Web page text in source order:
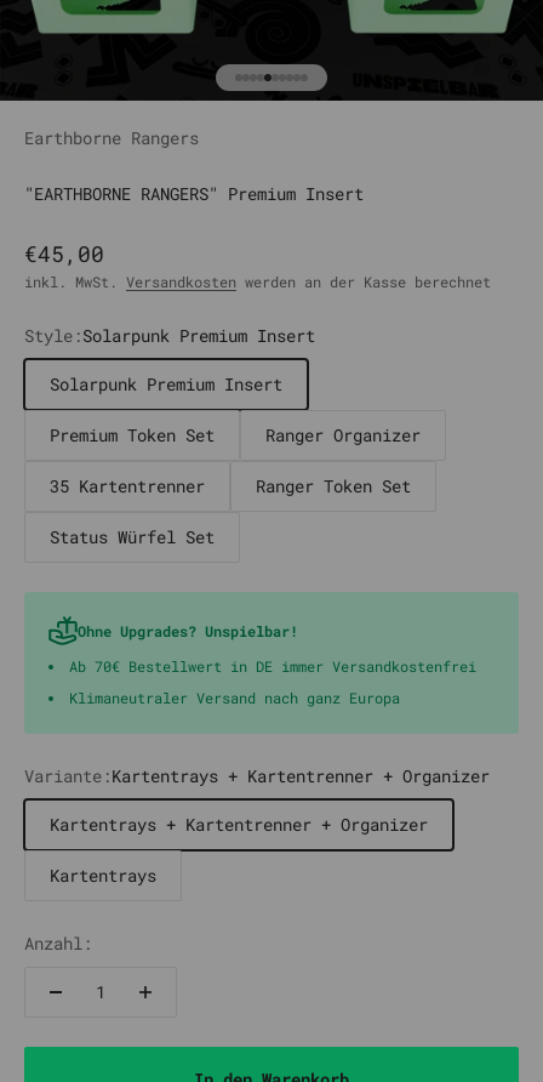
Gehe zu Element 1
Gehe zu Element 2
Gehe zu Element 3
Gehe zu Element 4
Gehe zu Element 5
Gehe zu Element 6
Gehe zu Element 7
Gehe zu Element 8
Gehe zu Element 9
Gehe zu Element 10
Earthborne Rangers
"EARTHBORNE RANGERS" Premium Insert
Angebot
€45,00
inkl. MwSt. Versandkosten werden an der Kasse berechnet
Style:Solarpunk Premium Insert
Solarpunk Premium Insert
Premium Token Set Ranger Organizer
35 Kartentrenner Ranger Token Set
Status Würfel Set
Ohne Upgrades? Unspielbar!
Ab 70€ Bestellwert in DE immer Versandkostenfrei
Klimaneutraler Versand nach ganz Europa
Variante:Kartentrays + Kartentrenner + Organizer
Kartentrays + Kartentrenner + Organizer
Kartentrays
Anzahl: